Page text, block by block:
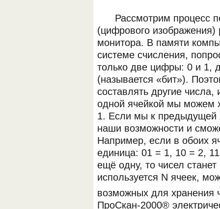
Рассмотрим процесс
(цифрового изображения)
монитора. В памяти
системе счисления,
только две цифры: 0 и 1,
(называется «бит»).
составлять другие числа,
одной ячейкой мы можем
1. Если мы к предыдущей
наши возможности и
Например, если в обоих
единица: 01 = 1, 10 = 2,
ещё одну, то чисел
используется N ячеек,
возможных для хранения
ПроСкан-2000®